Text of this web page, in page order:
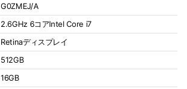
G0ZMEJ/A
2.6GHz 6コアIntel Core i7
Retinaディスプレイ
512GB
16GB